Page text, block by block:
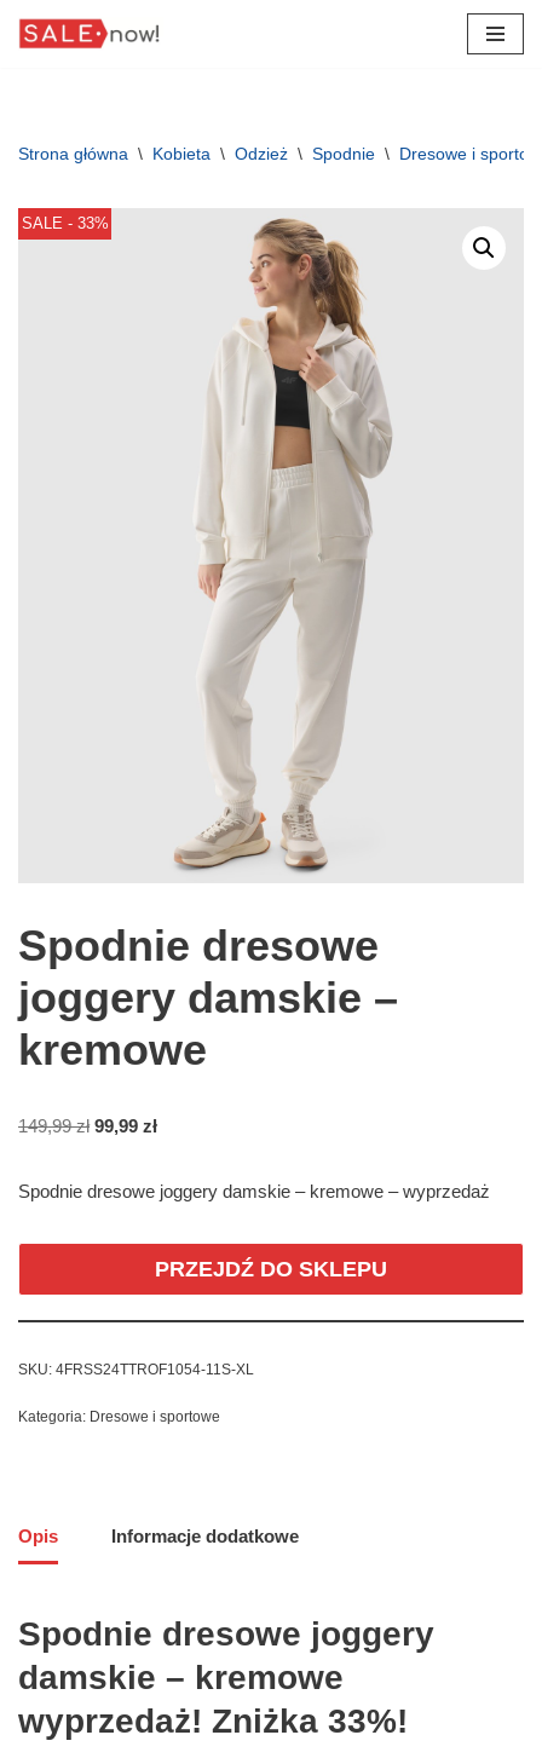
Strona główna \ Kobieta \ Odzież \ Spodnie \ Dresowe i
SALE - 33%
Spodnie dresowe
joggery damskie –
kremowe
149,99zł 99,99 zł
Spodnie dresowe joggery damskie – kremowe – wyprzedaż
PRZEJDŹ DO SKLEPU
SKU: 4FRSS24TTROF1054-11S-XL
Kategoria: Dresowe i sportowe
Opis Informacje dodatkowe
Spodnie dresowe joggery
damskie – kremowe
wyprzedaż! Zniżka 33%!